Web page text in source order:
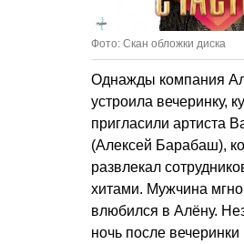
Фото: Скан обложки диска
Однажды компания
устроила вечеринку,
пригласили артиста
(Алексей Барабаш),
развлекал
хитами. Мужчина
влюбился в Алёну.
ночь после